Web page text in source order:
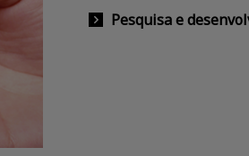
Pesquisa e